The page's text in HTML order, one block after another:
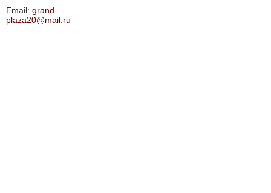
Email: grand-
plaza20@mail.ru